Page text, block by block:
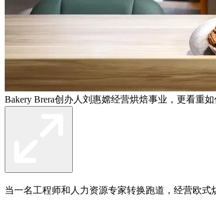
Bakery Brera创办人刘惠嫦经营烘焙事业，更看重
当一名工程师和人力资源专家转换跑道，经营欧